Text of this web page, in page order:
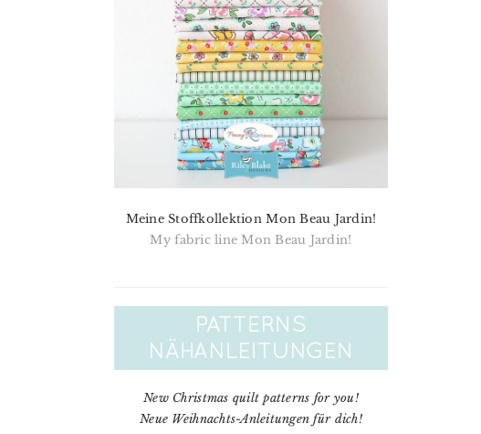
Meine Stoffkollektion Mon Beau Jardin!
My fabric line Mon Beau Jardin!
New Christmas quilt patterns for you!
Neue Weihnachts-Anleitungen für dich!